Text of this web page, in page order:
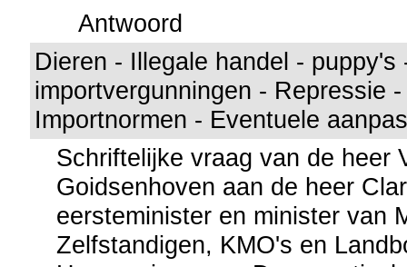
Antwoord
Dieren - Illegale handel - puppy's
importvergunningen - Repressie
Importnormen - Eventuele
Schriftelijke vraag van de heer
Goidsenhoven aan de heer
eersteminister en minister van
Zelfstandigen, KMO's en